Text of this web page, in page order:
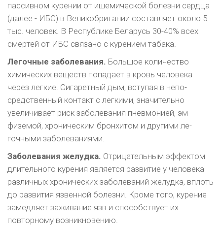
пассивном курении от ишемической болезни сердца
(далее - ИБС) в Великобритании составляет около 5
тыс. чело­век. В Республике Беларусь 30-40% всех
смер­тей от ИБС связано с курением табака.
Легочные заболевания. Большое количество
химических веществ попадает в кровь человека
через легкие. Сигаретный дым, вступая в непо­
средственный контакт с легкими, значительно
увеличивает риск заболевания пневмонией, эм­
физемой, хроническим бронхитом и другими ле­
гочными заболеваниями.
Заболевания желудка. Отрицательным эффектом
длительного курения является разви­тие у человека
различных хронических заболе­ваний желудка, вплоть
до развития язвенной бо­лезни. Кроме того, курение
замедляет заживание язв и способствует их
повторному возникнове­нию.